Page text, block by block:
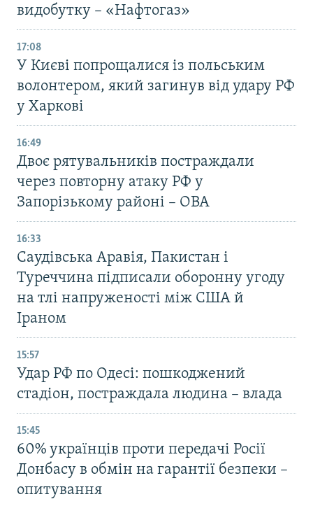
видобутку – «Нафтогаз»
17:08
У Києві попрощалися із польським
волонтером, який загинув від удару РФ
у Харкові
16:49
Двоє рятувальників постраждали
через повторну атаку РФ у
Запорізькому районі – ОВА
16:33
Саудівська Аравія, Пакистан і
Туреччина підписали оборонну угоду
на тлі напруженості між США й
Іраном
15:57
Удар РФ по Одесі: пошкоджений
стадіон, постраждала людина – влада
15:45
60% українців проти передачі Росії
Донбасу в обмін на гарантії безпеки –
опитування